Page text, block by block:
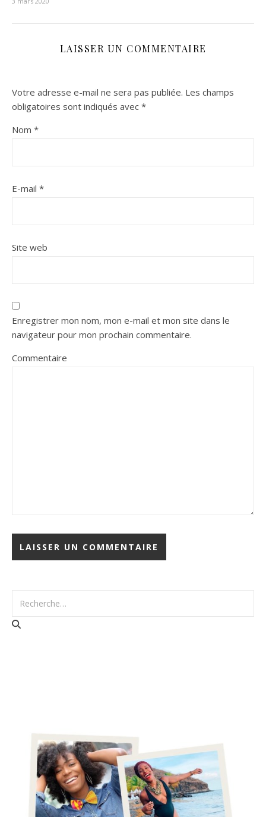
LAISSER UN COMMENTAIRE
Votre adresse e-mail ne sera pas publiée. Les champs
obligatoires sont indiqués avec *
Nom *
E-mail *
Site web
Enregistrer mon nom, mon e-mail et mon site dans le
navigateur pour mon prochain commentaire.
Commentaire